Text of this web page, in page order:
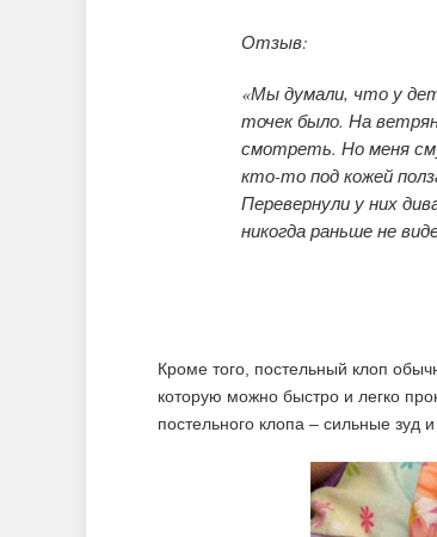
Отзыв:
«Мы думали, что у
точек было. На
смотреть. Но меня
кто-то под кожей
Перевернули у них
никогда раньше не
Кроме того, постельный клоп
которую можно быстро и легко
постельного клопа – сильные зуд